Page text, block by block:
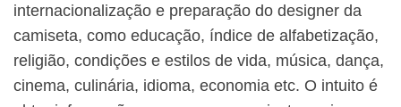
internacionalização e preparação do designer da
camiseta, como educação, índice de alfabetização,
religião, condições e estilos de vida, música, dança,
cinema, culinária, idioma, economia etc. O intuito é